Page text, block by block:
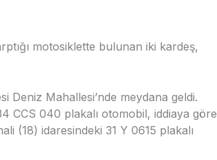
motosiklette bulunan iki kardeş,
Deniz Mahallesi’nde meydana geldi.
CCS 040 plakalı otomobil, iddiaya göre
(18) idaresindeki 31 Y 0615 plakalı